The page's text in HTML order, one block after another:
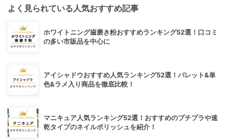
よく見られている人気おすすめ記事
ホワイトニング歯磨き粉おすすめランキング52選！口コミ
の多い市販品を中心に
アイシャドウおすすめ人気ランキング52選！パレット&単
色&ラメ入り商品を徹底比較！
マニキュア人気ランキング52選！おすすめのプチプラや速
乾タイプのネイルポリッシュを紹介！